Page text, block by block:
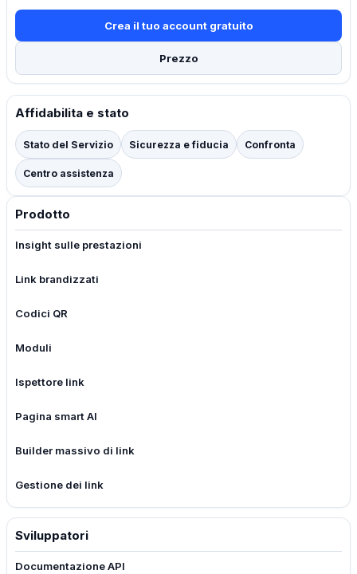
Crea il tuo account gratuito
Prezzo
Affidabilita e stato
Stato del Servizio Sicurezza e fiducia Confronta
Centro assistenza
Prodotto
Insight sulle prestazioni
Link brandizzati
Codici QR
Moduli
Ispettore link
Pagina smart AI
Builder massivo di link
Gestione dei link
Sviluppatori
Documentazione API